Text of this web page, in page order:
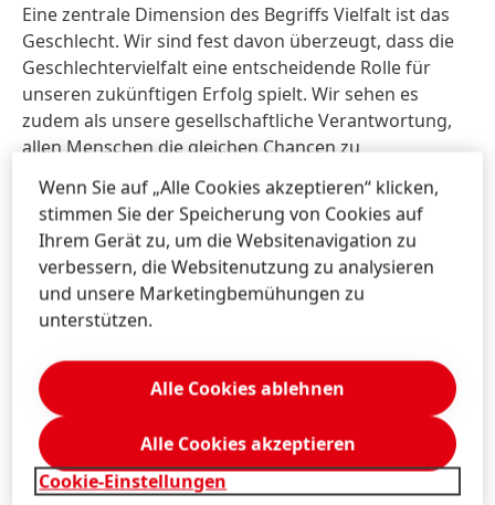
Eine zentrale Dimension des Begriffs Vielfalt ist das
Geschlecht. Wir sind fest davon überzeugt, dass die
Geschlechtervielfalt eine entscheidende Rolle für
unseren zukünftigen Erfolg spielt. Wir sehen es
zudem als unsere gesellschaftliche Verantwortung,
allen Menschen die gleichen Chancen zu
Unser Ziel ist es, den Frauenanteil im Unternehmen
auf allen Ebenen kontinuierlich zu erhöhen. Wir sind
bereits auf einem guten Weg und haben in den
letzten Jahren viele Fortschritte erzielt, sodass der
Anteil von Frauen in Führungspositionen bis 2025 auf
über 43 Prozent gesteigert werden konnte.
Wir sehen aber auch, dass noch mehr getan werden
muss und sind fest entschlossen, unsere
Anstrengungen deutlich zu verstärken. Erfahren Sie
mehr dazu unter unserer Kerndimension Geschlecht.
Wenn Sie auf „Alle Cookies akzeptieren“ klicken,
stimmen Sie der Speicherung von Cookies auf
Ihrem Gerät zu, um die Websitenavigation zu
verbessern, die Websitenutzung zu analysieren
und unsere Marketingbemühungen zu
unterstützen.
Cookie-Einstellungen
Alle Cookies ablehnen
Alle Cookies akzeptieren